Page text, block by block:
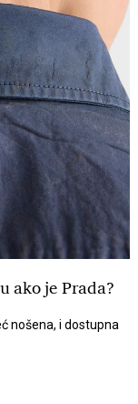
ako je Prada?
nošena, i dostupna